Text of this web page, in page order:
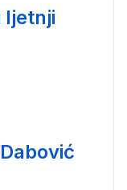
ljetnji